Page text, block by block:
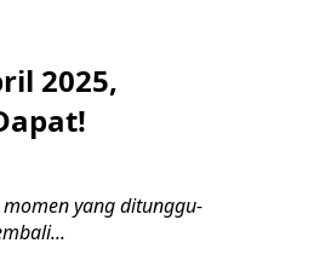
2025,
momen yang ditunggu-